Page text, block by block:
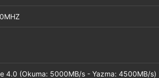
4.0 (Okuma: 5000MB/s - Yazma: 4500MB/s)